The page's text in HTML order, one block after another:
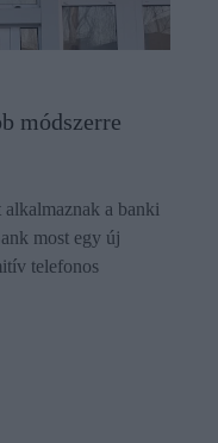
módszerre
a banki
most egy új
telefonos